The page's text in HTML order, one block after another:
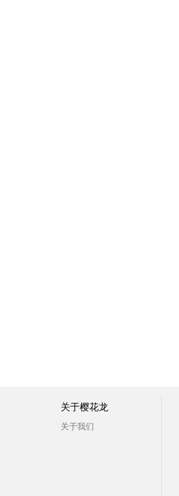
关于樱花龙
关于我们